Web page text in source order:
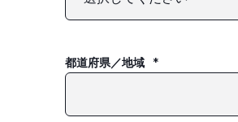
都道府県／地域 *